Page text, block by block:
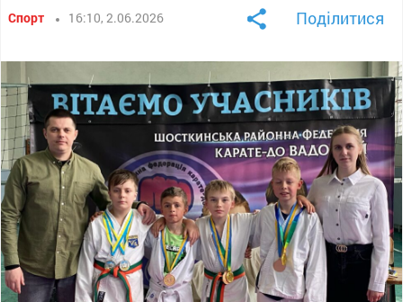
Спорт 16:10, 2.06.2026 Поділитися